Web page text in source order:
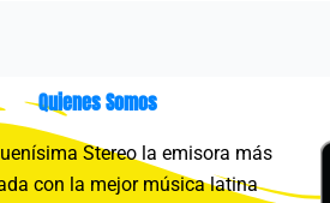
Quienes Somos
Stereo la emisora más
con la mejor música latina